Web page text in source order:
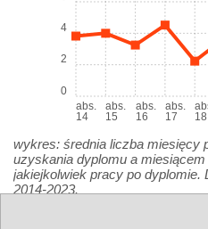
abs.
14
abs.
15
abs.
16
abs.
17
18
0
2
4
wykres: średnia liczba miesięcy
uzyskania dyplomu a
jakiejkolwiek pracy po dyplomie.
2014-2023.